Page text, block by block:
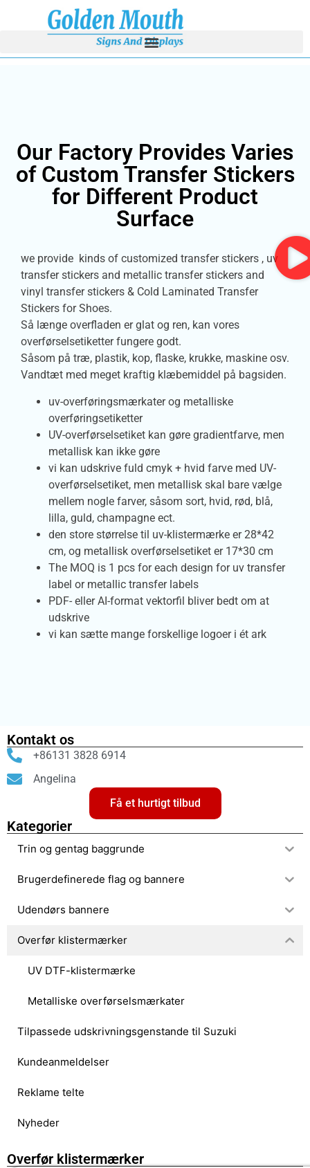
Our Factory Provides Varies
of Custom Transfer Stickers
for Different Product
Surface
we provide kinds of customized transfer stickers , uv
transfer stickers and metallic transfer stickers and
vinyl transfer stickers & Cold Laminated Transfer
Stickers for Shoes.
Så længe overfladen er glat og ren, kan vores
overførselsetiketter fungere godt.
Såsom på træ, plastik, kop, flaske, krukke, maskine osv.
Vandtæt med meget kraftig klæbemiddel på bagsiden.
uv-overføringsmærkater og metalliske
overføringsetiketter
UV-overførselsetiket kan gøre gradientfarve, men
metallisk kan ikke gøre
vi kan udskrive fuld cmyk + hvid farve med UV-
overførselsetiket, men metallisk skal bare vælge
mellem nogle farver, såsom sort, hvid, rød, blå,
lilla, guld, champagne ect.
den store størrelse til uv-klistermærke er 28*42
cm, og metallisk overførselsetiket er 17*30 cm
The MOQ is 1 pcs for each design for uv transfer
label or metallic transfer labels
PDF- eller AI-format vektorfil bliver bedt om at
udskrive
vi kan sætte mange forskellige logoer i ét ark
Kontakt os
+86131 3828 6914
Angelina
Få et hurtigt tilbud
Kategorier
Trin og gentag baggrunde
Brugerdefinerede flag og bannere
Udendørs bannere
Overfør klistermærker
UV DTF-klistermærke
Metalliske overførselsmærkater
Tilpassede udskrivningsgenstande til Suzuki
Kundeanmeldelser
Reklame telte
Nyheder
Overfør klistermærker